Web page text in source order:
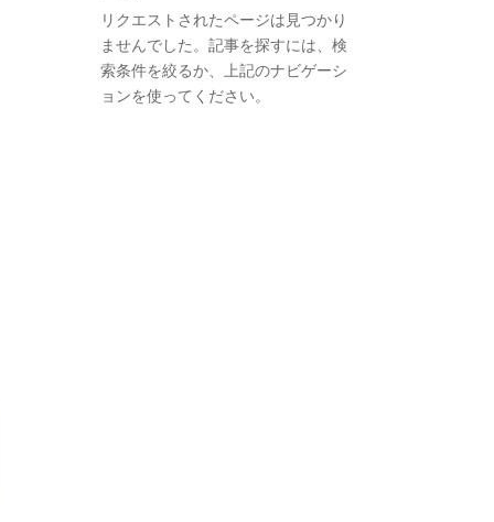
リクエストされたページは見つかり
ませんでした。記事を探すには、検
索条件を絞るか、上記のナビゲーシ
ョンを使ってください。